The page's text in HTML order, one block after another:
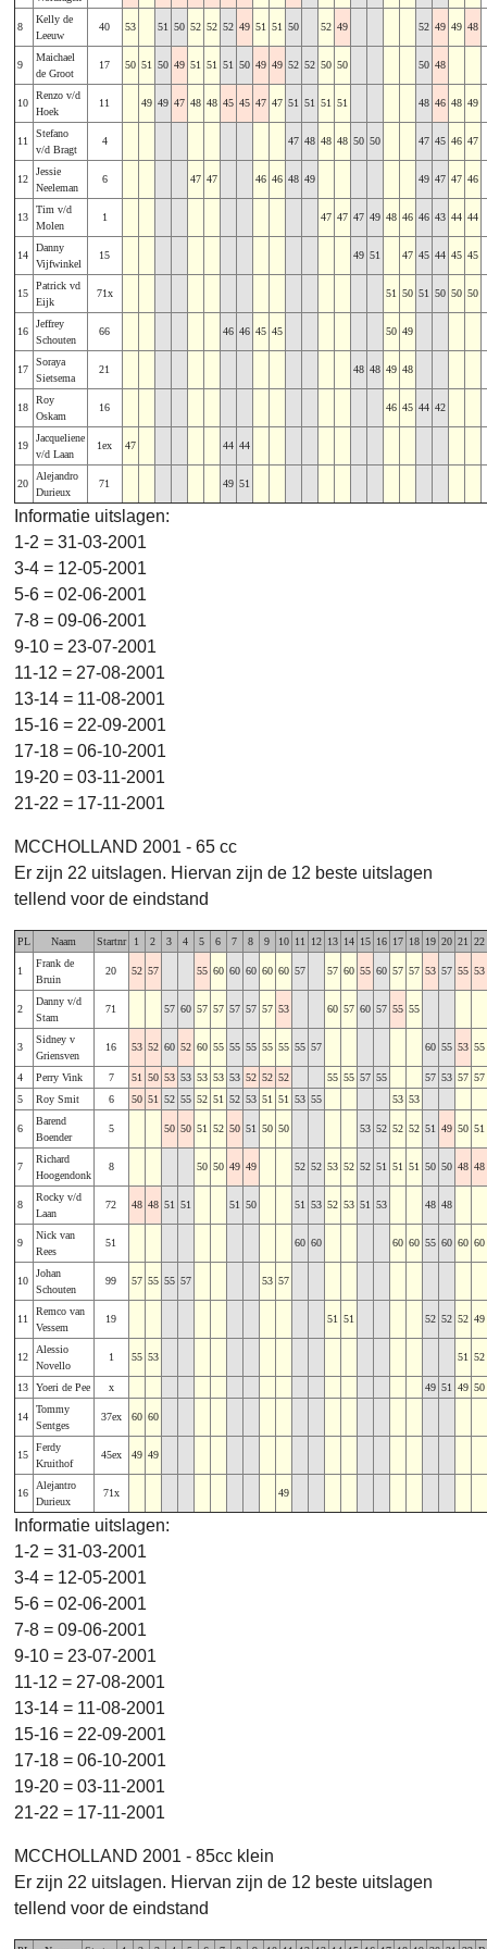
8
Kelly de
Leeuw
40 53 51 50 52 52 52 49 51 51 50 52 49 52 49 49 48
9
Maichael
de Groot
17 50 51 50 49 51 51 51 50 49 49 52 52 50 50 50 48
10
Renzo v/d
Hoek
11 49 49 47 48 48 45 45 47 47 51 51 51 51 48 46 48 49
11
Stefano
v/d Bragt
4 47 48 48 48 50 50 47 45 46 47
12
Jessie
Neeleman
6 47 47 46 46 48 49 49 47 47 46
13
Tim v/d
Molen
1 47 47 47 49 48 46 46 43 44 44
14
Danny
Vijfwinkel
15 49 51 47 45 44 45 45
15
Patrick vd
Eijk
71x 51 50 51 50 50 50
16
Jeffrey
Schouten
66 46 46 45 45 50 49
17
Soraya
Sietsema
21 48 48 49 48
18
Roy
Oskam
16 46 45 44 42
19
Jacqueliene
v/d Laan
1ex 47 44 44
20
Alejandro
Durieux
71 49 51
Informatie uitslagen:
1-2 = 31-03-2001
3-4 = 12-05-2001
5-6 = 02-06-2001
7-8 = 09-06-2001
9-10 = 23-07-2001
11-12 = 27-08-2001
13-14 = 11-08-2001
15-16 = 22-09-2001
17-18 = 06-10-2001
19-20 = 03-11-2001
21-22 = 17-11-2001
MCCHOLLAND 2001 - 65 cc
Er zijn 22 uitslagen. Hiervan zijn de 12 beste uitslagen
tellend voor de eindstand
PL Naam Startnr 1 2 3 4 5 6 7 8 9 10 11 12 13 14 15 16 17 18 19 20 21 22
1
Frank de
Bruin
20 52 57 55 60 60 60 60 60 57 57 60 55 60 57 57 53 57 55 53
2
Danny v/d
Stam
71 57 60 57 57 57 57 57 53 60 57 60 57 55 55
3
Sidney v
Griensven
16 53 52 60 52 60 55 55 55 55 55 55 57 60 55 53 55
4 Perry Vink 7 51 50 53 53 53 53 53 52 52 52 55 55 57 55 57 53 57 57
5
Roy Smit 6 50 51 52 55 52 51 52 53 51 51 53 55 53 53
6
Barend
Boender
5 50 50 51 52 50 51 50 50 53 52 52 52 51 49 50 51
7
Richard
Hoogendonk
8 50 50 49 49 52 52 53 52 52 51 51 51 50 50 48 48
8
Rocky v/d
Laan
72 48 48 51 51 51 50 51 53 52 53 51 53 48 48
9
Nick van
Rees
51 60 60 60 60 55 60 60 60
10
Johan
Schouten
99 57 55 55 57 53 57
11
Remco van
Vessem
19 51 51 52 52 52 49
12
Alessio
Novello
1 55 53 51 52
13 Yoeri de Pee x 49 51 49 50
14
Tommy
Sentges
37ex 60 60
15
Ferdy
Kruithof
45ex 49 49
16
Alejantro
Durieux
71x 49
Informatie uitslagen:
1-2 = 31-03-2001
3-4 = 12-05-2001
5-6 = 02-06-2001
7-8 = 09-06-2001
9-10 = 23-07-2001
11-12 = 27-08-2001
13-14 = 11-08-2001
15-16 = 22-09-2001
17-18 = 06-10-2001
19-20 = 03-11-2001
21-22 = 17-11-2001
MCCHOLLAND 2001 - 85cc klein
Er zijn 22 uitslagen. Hiervan zijn de 12 beste uitslagen
tellend voor de eindstand